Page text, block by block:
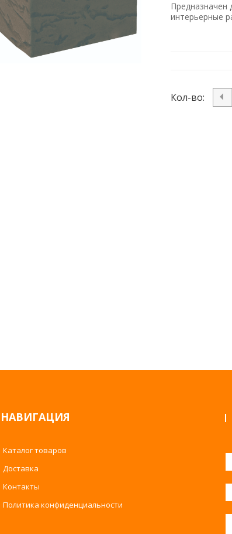
Предназначен
интерьерные
Кол-во:
НАВИГАЦИЯ
Каталог товаров
Доставка
Контакты
Политика конфиденциальности